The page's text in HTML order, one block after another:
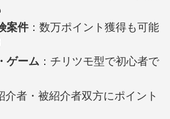
案件：数万ポイント獲得も可能
ゲーム：チリツモ型で初心者で
介者・被紹介者双方にポイント